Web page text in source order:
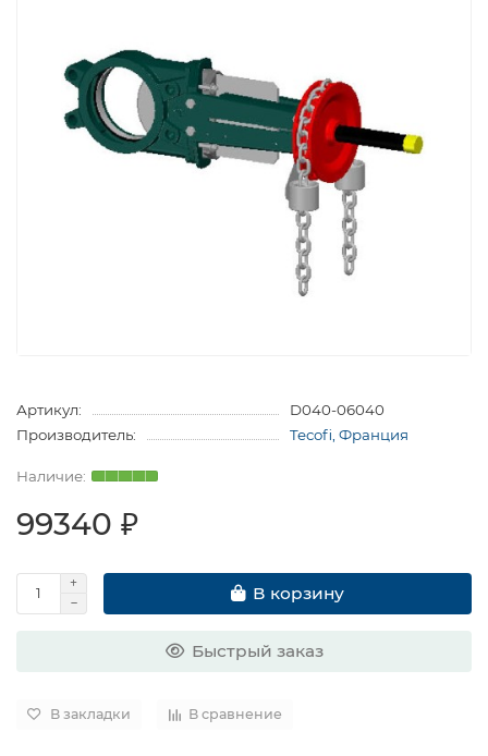
Артикул:
D040-06040
Производитель:
Tecofi, Франция
99340 ₽
В корзину
Быстрый заказ
В закладки В сравнение